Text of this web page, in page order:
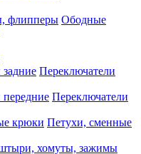
Ободные
Переключатели
Переключатели
Петухи, сменные